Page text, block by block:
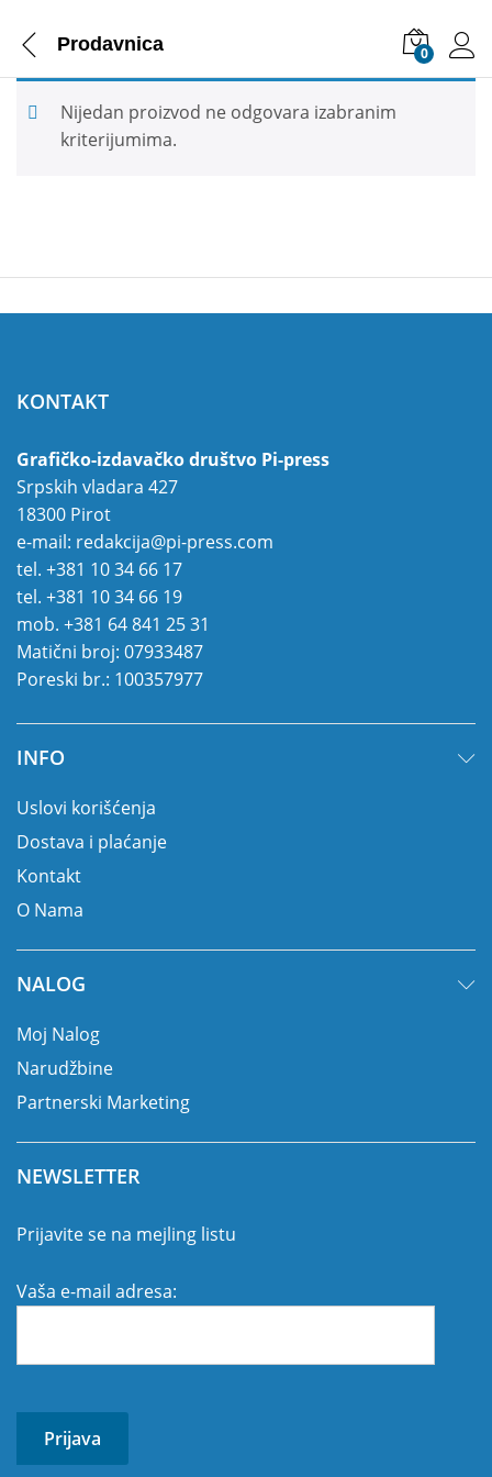
Prodavnica 0
Nijedan proizvod ne odgovara izabranim
kriterijumima.
KONTAKT
Grafičko-izdavačko društvo Pi-press
Srpskih vladara 427
18300 Pirot
e-mail: redakcija@pi-press.com
tel. +381 10 34 66 17
tel. +381 10 34 66 19
mob. +381 64 841 25 31
Matični broj: 07933487
Poreski br.: 100357977
INFO
Uslovi korišćenja
Dostava i plaćanje
Kontakt
O Nama
NALOG
Moj Nalog
Narudžbine
Partnerski Marketing
NEWSLETTER
Prijavite se na mejling listu
Vaša e-mail adresa: